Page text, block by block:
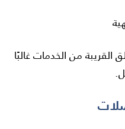
القريبة من الخدمات غالبًا